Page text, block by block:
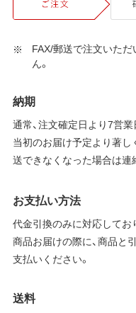
FAX/郵送で注文いた
ん。
納期
通常、注文確定日より7営業
当初のお届け予定より著し
送できなくなった場合は連
お支払い方法
代金引換のみに対応してお
商品お届けの際に、商品と
支払いください。
送料